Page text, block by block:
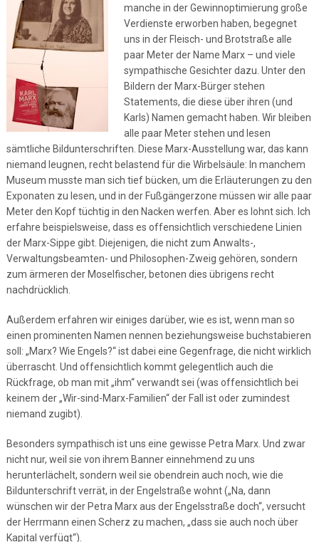
manche in der Gewinnoptimierung große
Verdienste erworben haben, begegnet
uns in der Fleisch- und Brotstraße alle
paar Meter der Name Marx – und viele
sympathische Gesichter dazu. Unter den
Bildern der Marx-Bürger stehen
Statements, die diese über ihren (und
Karls) Namen gemacht haben. Wir bleiben
alle paar Meter stehen und lesen
sämtliche Bildunterschriften. Diese Marx-Ausstellung war, das kann
niemand leugnen, recht belastend für die Wirbelsäule: In manchem
Museum musste man sich tief bücken, um die Erläuterungen zu den
Exponaten zu lesen, und in der Fußgängerzone müssen wir alle paar
Meter den Kopf tüchtig in den Nacken werfen. Aber es lohnt sich. Ich
erfahre beispielsweise, dass es offensichtlich verschiedene Linien
der Marx-Sippe gibt. Diejenigen, die nicht zum Anwalts-,
Verwaltungsbeamten- und Philosophen-Zweig gehören, sondern
zum ärmeren der Moselfischer, betonen dies übrigens recht
nachdrücklich.
Außerdem erfahren wir einiges darüber, wie es ist, wenn man so
einen prominenten Namen nennen beziehungsweise buchstabieren
soll: „Marx? Wie Engels?“ ist dabei eine Gegenfrage, die nicht wirklich
überrascht. Und offensichtlich kommt gelegentlich auch die
Rückfrage, ob man mit „ihm“ verwandt sei (was offensichtlich bei
keinem der „Wir-sind-Marx-Familien“ der Fall ist oder zumindest
niemand zugibt).
Besonders sympathisch ist uns eine gewisse Petra Marx. Und zwar
nicht nur, weil sie von ihrem Banner einnehmend zu uns
herunterlächelt, sondern weil sie obendrein auch noch, wie die
Bildunterschrift verrät, in der Engelstraße wohnt („Na, dann
wünschen wir der Petra Marx aus der Engelsstraße doch“, versucht
der Herrmann einen Scherz zu machen, „dass sie auch noch über
Kapital verfügt“).